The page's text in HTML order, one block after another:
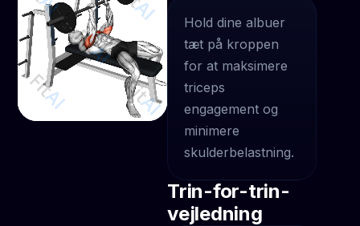
Hold dine albuer
tæt på kroppen
for at maksimere
triceps
engagement og
minimere
skulderbelastning.
Trin-for-trin-
vejledning